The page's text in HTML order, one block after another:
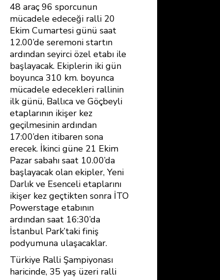
48 araç 96 sporcunun
mücadele edeceği ralli 20
Ekim Cumartesi günü saat
12.00’de seremoni startın
ardından seyirci özel etabı ile
başlayacak. Ekiplerin iki gün
boyunca 310 km. boyunca
mücadele edecekleri rallinin
ilk günü, Ballıca ve Göçbeyli
etaplarının ikişer kez
geçilmesinin ardından
17:00’den itibaren sona
erecek. İkinci güne 21 Ekim
Pazar sabahı saat 10.00’da
başlayacak olan ekipler, Yeni
Darlık ve Esenceli etaplarını
ikişer kez geçtikten sonra İTO
Powerstage etabının
ardından saat 16:30’da
İstanbul Park’taki finiş
podyumuna ulaşacaklar.
Türkiye Ralli Şampiyonası
haricinde, 35 yaş üzeri ralli